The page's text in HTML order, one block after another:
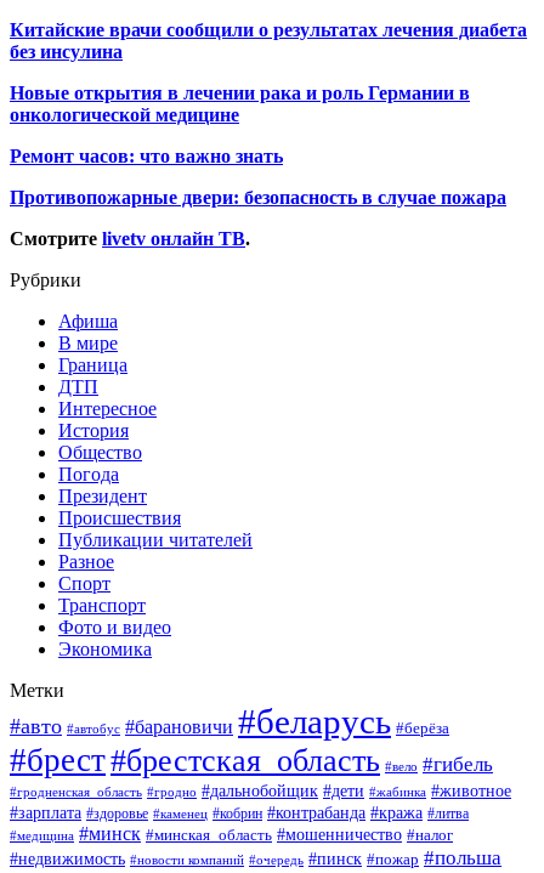
Китайские врачи сообщили о результатах лечения диабета
без инсулина
Новые открытия в лечении рака и роль Германии в
онкологической медицине
Ремонт часов: что важно знать
Противопожарные двери: безопасность в случае пожара
Смотрите livetv онлайн ТВ.
Рубрики
Афиша
В мире
Граница
ДТП
Интересное
История
Общество
Погода
Президент
Происшествия
Публикации читателей
Разное
Спорт
Транспорт
Фото и видео
Экономика
Метки
#авто #автобус #барановичи #беларусь #берёза
#брест#брестская_область #вело #гибель
#гродненская_область #гродно #дальнобойщик #дети #жабинка #животное
#зарплата #здоровье #каменец #кобрин #контрабанда #кража #литва
#медицина #минск #минская_область #мошенничество #налог
#недвижимость #новости компаний #очередь #пинск #пожар #польша